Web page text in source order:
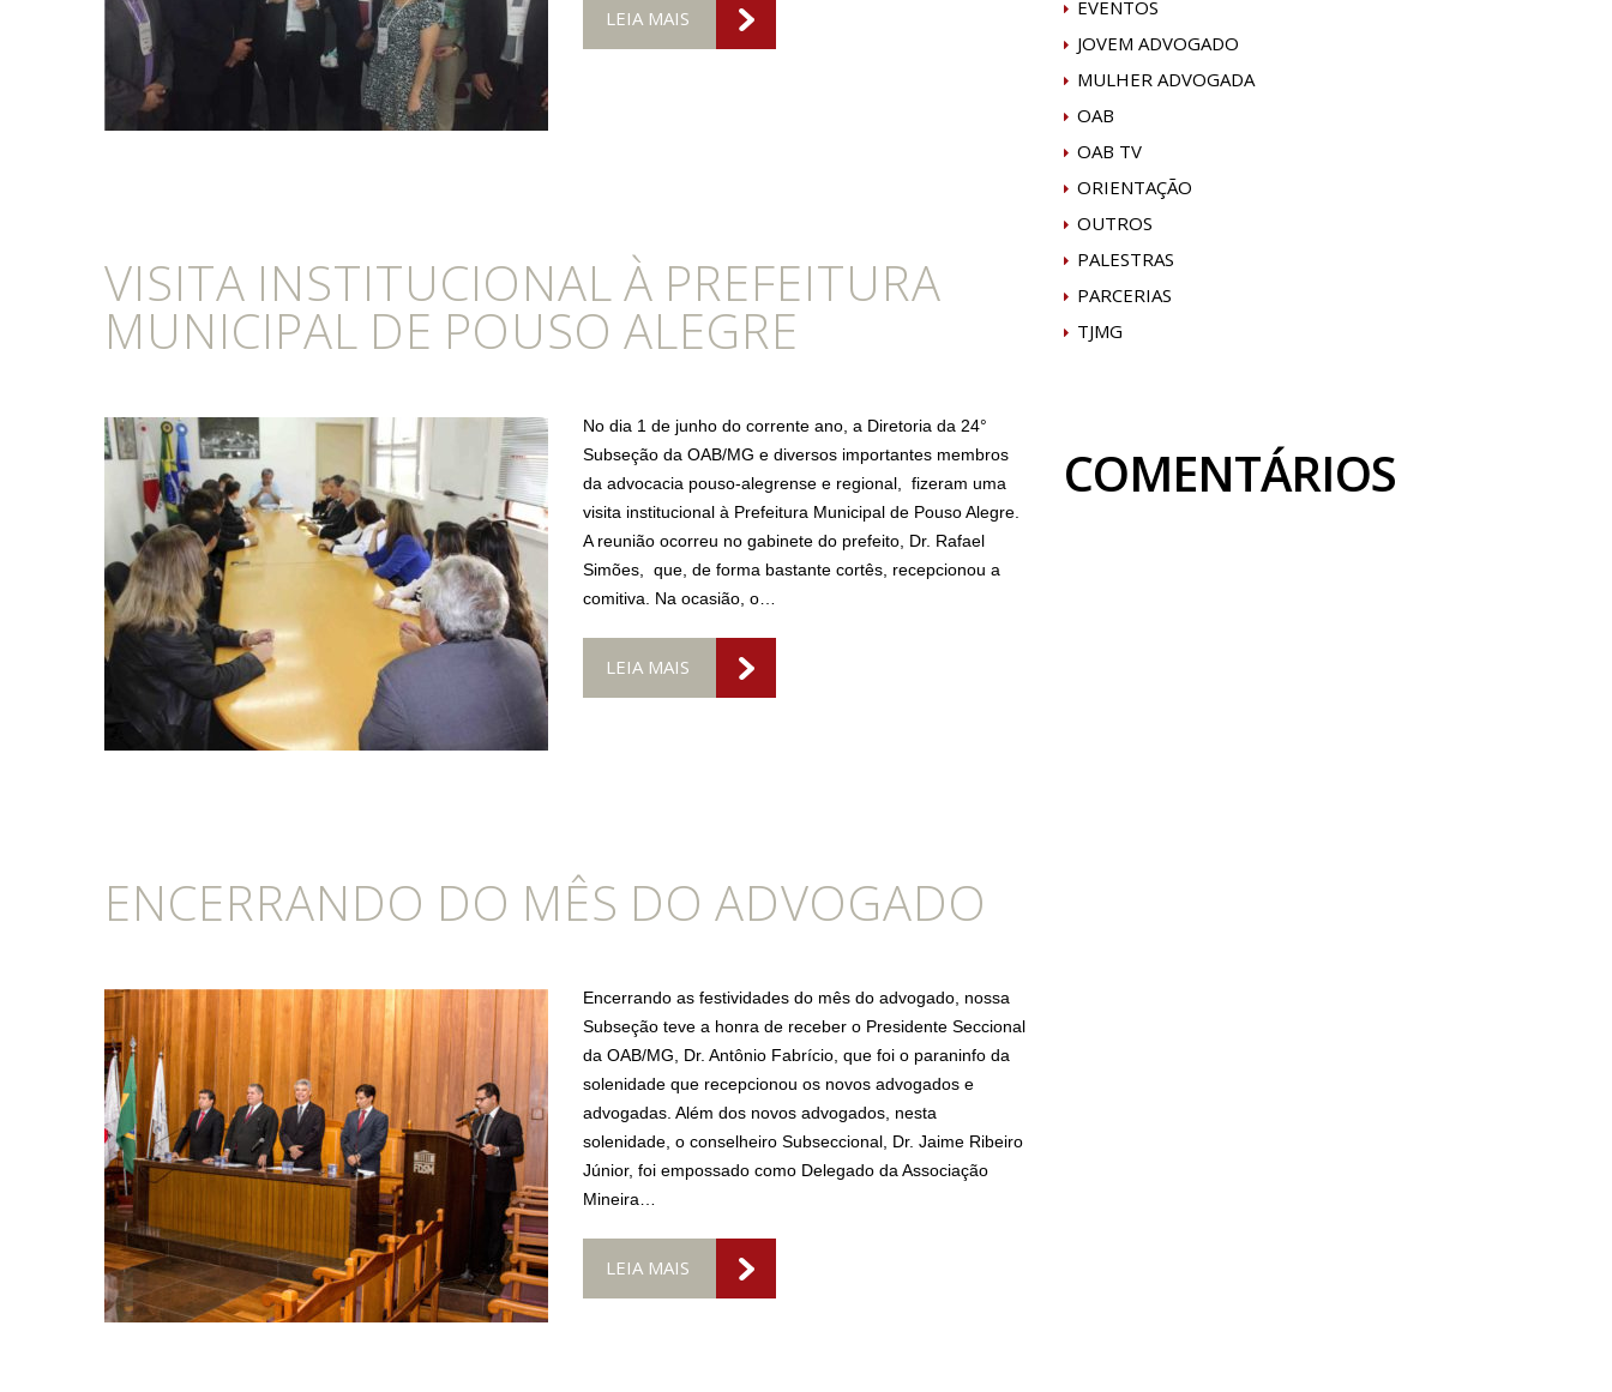
LEIA MAIS
VISITA INSTITUCIONAL À PREFEITURA
MUNICIPAL DE POUSO ALEGRE
No dia 1 de junho do corrente ano, a Diretoria da 24°
Subseção da OAB/MG e diversos importantes membros
da advocacia pouso-alegrense e regional, fizeram uma
visita institucional à Prefeitura Municipal de Pouso Alegre.
A reunião ocorreu no gabinete do prefeito, Dr. Rafael
Simões, que, de forma bastante cortês, recepcionou a
comitiva. Na ocasião, o…
LEIA MAIS
ENCERRANDO DO MÊS DO ADVOGADO
Encerrando as festividades do mês do advogado, nossa
Subseção teve a honra de receber o Presidente Seccional
da OAB/MG, Dr. Antônio Fabrício, que foi o paraninfo da
solenidade que recepcionou os novos advogados e
advogadas. Além dos novos advogados, nesta
solenidade, o conselheiro Subseccional, Dr. Jaime Ribeiro
Júnior, foi empossado como Delegado da Associação
Mineira…
LEIA MAIS
EVENTOS
JOVEM ADVOGADO
MULHER ADVOGADA
OAB
OAB TV
ORIENTAÇÃO
OUTROS
PALESTRAS
PARCERIAS
TJMG
COMENTÁRIOS